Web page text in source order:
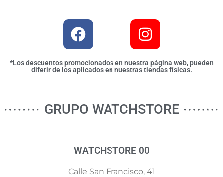
*Los descuentos promocionados en nuestra página web, pueden
diferir de los aplicados en nuestras tiendas físicas.
GRUPO WATCHSTORE
WATCHSTORE 00
Calle San Francisco, 41